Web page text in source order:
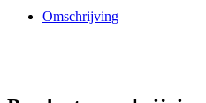
GU10 Omschrijving